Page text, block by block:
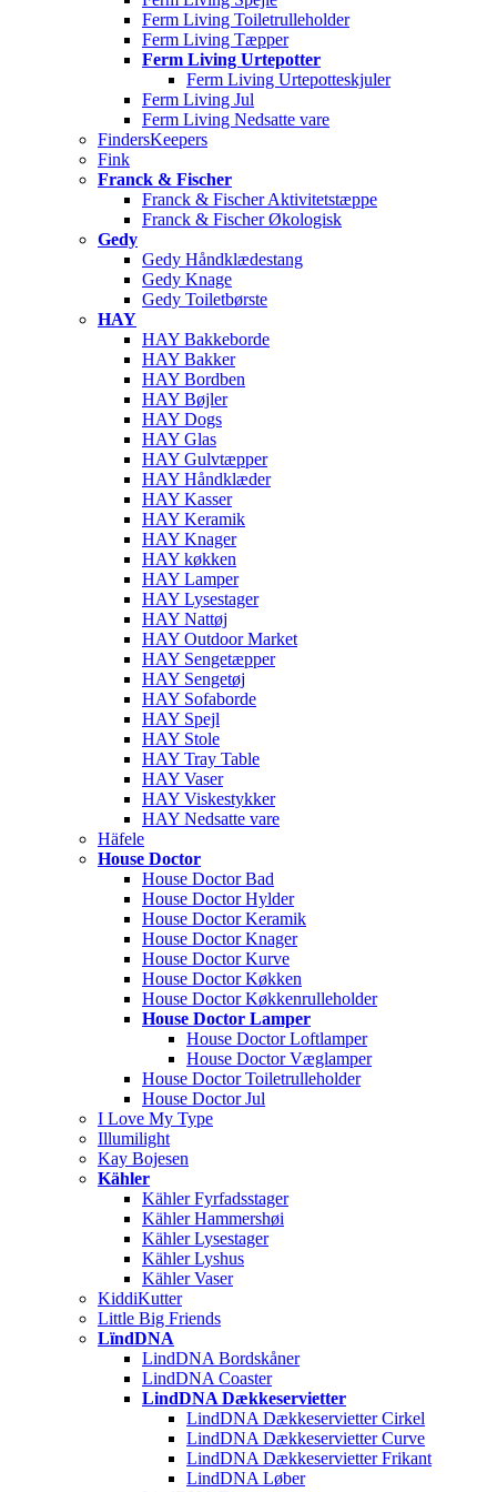
Ferm Living Toiletrulleholder
Ferm Living Tæpper
Ferm Living Urtepotter
Ferm Living Urtepotteskjuler
Ferm Living Jul
Ferm Living Nedsatte vare
FindersKeepers
Fink
Franck & Fischer
Franck & Fischer Aktivitetstæppe
Franck & Fischer Økologisk
Gedy
Gedy Håndklædestang
Gedy Knage
Gedy Toiletbørste
HAY
HAY Bakkeborde
HAY Bakker
HAY Bordben
HAY Bøjler
HAY Dogs
HAY Glas
HAY Gulvtæpper
HAY Håndklæder
HAY Kasser
HAY Keramik
HAY Knager
HAY køkken
HAY Lamper
HAY Lysestager
HAY Nattøj
HAY Outdoor Market
HAY Sengetæpper
HAY Sengetøj
HAY Sofaborde
HAY Spejl
HAY Stole
HAY Tray Table
HAY Vaser
HAY Viskestykker
HAY Nedsatte vare
Häfele
House Doctor
House Doctor Bad
House Doctor Hylder
House Doctor Keramik
House Doctor Knager
House Doctor Kurve
House Doctor Køkken
House Doctor Køkkenrulleholder
House Doctor Lamper
House Doctor Loftlamper
House Doctor Væglamper
House Doctor Toiletrulleholder
House Doctor Jul
I Love My Type
Illumilight
Kay Bojesen
Kähler
Kähler Fyrfadsstager
Kähler Hammershøi
Kähler Lysestager
Kähler Lyshus
Kähler Vaser
KiddiKutter
Little Big Friends
LïndDNA
LindDNA Bordskåner
LindDNA Coaster
LindDNA Dækkeservietter
LindDNA Dækkeservietter Cirkel
LindDNA Dækkeservietter Curve
LindDNA Dækkeservietter Frikant
LindDNA Løber